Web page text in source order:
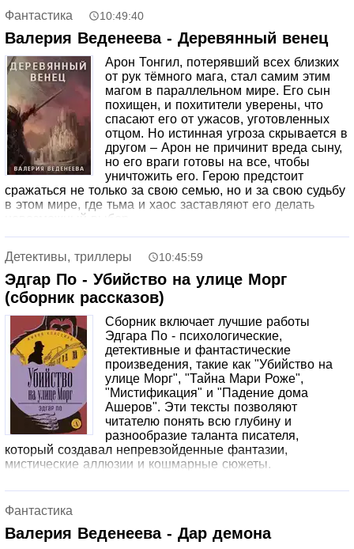
которых растёт слишком быстро.
Фантастика 10:49:40
Валерия Веденеева - Деревянный венец
Арон Тонгил, потерявший всех близких
от рук тёмного мага, стал самим этим
магом в параллельном мире. Его сын
похищен, и похитители уверены, что
спасают его от ужасов, уготовленных
отцом. Но истинная угроза скрывается в
другом – Арон не причинит вреда сыну,
но его враги готовы на все, чтобы
уничтожить его. Герою предстоит
сражаться не только за свою семью, но и за свою судьбу
в этом мире, где тьма и хаос заставляют его делать
невозможный выбор.
Детективы, триллеры 10:45:59
Эдгар По - Убийство на улице Морг
(сборник рассказов)
Сборник включает лучшие работы
Эдгара По - психологические,
детективные и фантастические
произведения, такие как "Убийство на
улице Морг", "Тайна Мари Роже",
"Мистификация" и "Падение дома
Ашеров". Эти тексты позволяют
читателю понять всю глубину и
разнообразие таланта писателя,
который создавал непревзойденные фантазии,
мистические аллюзии и кошмарные сюжеты.
Фантастика
Валерия Веденеева - Дар демона